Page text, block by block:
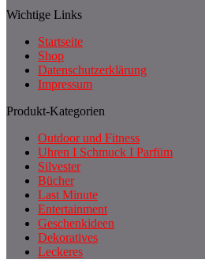
Wichtige Links
Startseite
Shop
Datenschutzerklärung
Impressum
Produkt-Kategorien
Outdoor und Fitness
Uhren I Schmuck I Parfüm
Silvester
Bücher
Last Minute
Entertainment
Geschenkideen
Dekoratives
Leckeres